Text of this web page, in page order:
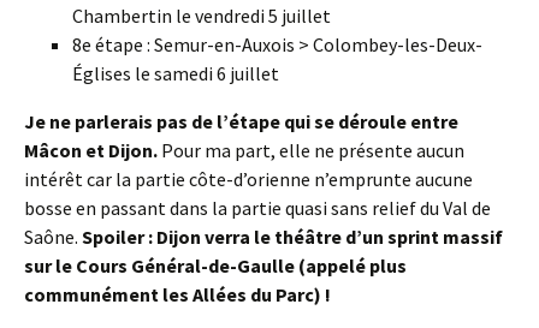
Chambertin le vendredi 5 juillet
8e étape : Semur-en-Auxois > Colombey-les-Deux-
Églises le samedi 6 juillet
Je ne parlerais pas de l’étape qui se déroule entre
Mâcon et Dijon. Pour ma part, elle ne présente aucun
intérêt car la partie côte-d’orienne n’emprunte aucune
bosse en passant dans la partie quasi sans relief du Val de
Saône. Spoiler : Dijon verra le théâtre d’un sprint massif
sur le Cours Général-de-Gaulle (appelé plus
communément les Allées du Parc) !